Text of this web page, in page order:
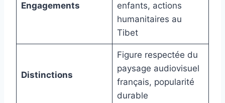
Engagements
enfants, actions
humanitaires au
Tibet
Distinctions
Figure respectée du
paysage audiovisuel
français, popularité
durable